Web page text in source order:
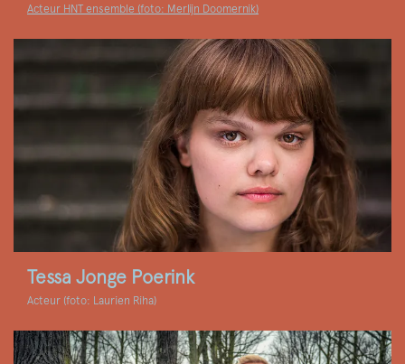
Acteur HNT ensemble (foto: Merlijn Doomernik)
Tessa Jonge Poerink
Acteur (foto: Laurien Riha)